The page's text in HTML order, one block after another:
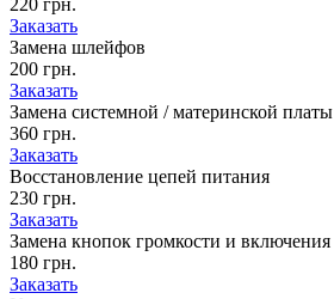
Заказать
Замена шлейфов
200 грн.
Заказать
Замена системной / материнской платы
360 грн.
Заказать
Восстановление цепей питания
230 грн.
Заказать
Замена кнопок громкости и включения
180 грн.
Заказать